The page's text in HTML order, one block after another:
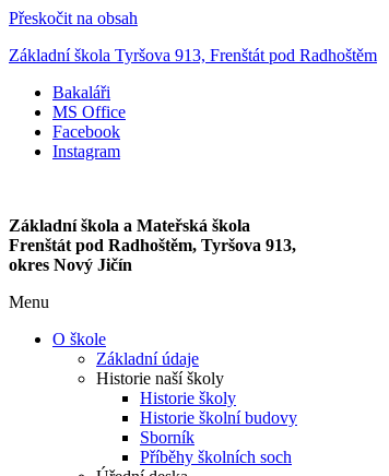
Přeskočit na obsah
Základní škola Tyršova 913, Frenštát pod Radhoštěm
Bakaláři
MS Office
Facebook
Instagram
Základní škola a Mateřská škola
Frenštát pod Radhoštěm, Tyršova 913,
okres Nový Jičín
Menu
O škole
Základní údaje
Historie naší školy
Historie školy
Historie školní budovy
Sborník
Příběhy školních soch